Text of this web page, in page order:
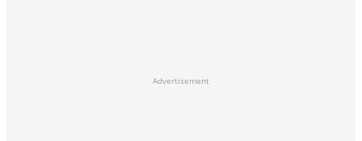
Advertisement